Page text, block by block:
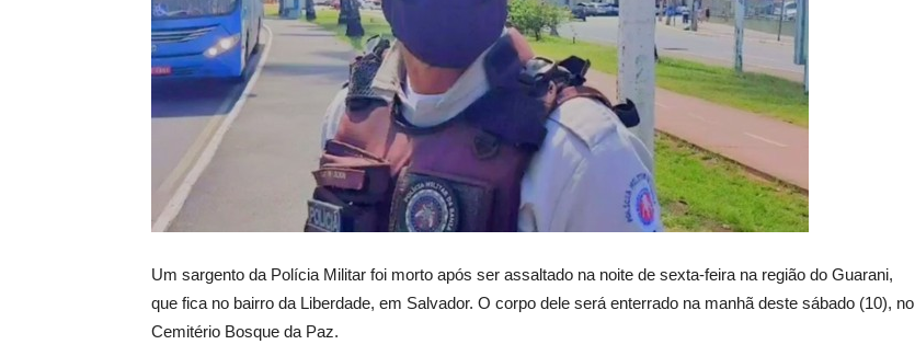
Um sargento da Polícia Militar foi morto após ser assaltado na noite de sexta-feira na região do Guarani,
que fica no bairro da Liberdade, em Salvador. O corpo dele será enterrado na manhã deste sábado (10), no
Cemitério Bosque da Paz.